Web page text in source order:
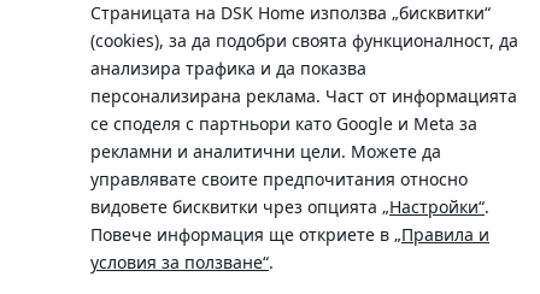
Страницата на DSK Home използва „бисквитки“
(cookies), за да подобри своята функционалност, да
анализира трафика и да показва
персонализирана реклама. Част от информацията
се споделя с партньори като Google и Meta за
рекламни и аналитични цели. Можете да
управлявате своите предпочитания относно
видовете бисквитки чрез опцията „Настройки“.
Повече информация ще откриете в „Правила и
условия за ползване“.
Телефон:
0700 10 375 / *2375
Московска No.19 / ул. Г. Бенковски No. 5, София 1036
SWIFT/BIC: